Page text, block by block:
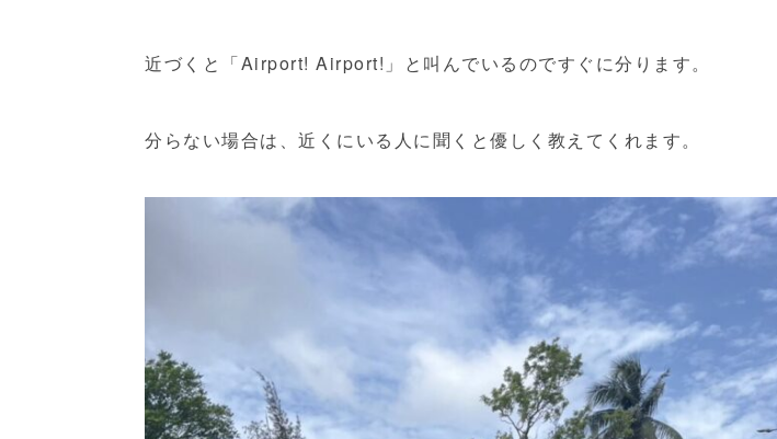
近づくと「Airport! Airport!」と叫んでいるのですぐに分ります。
分らない場合は、近くにいる人に聞くと優しく教えてくれます。